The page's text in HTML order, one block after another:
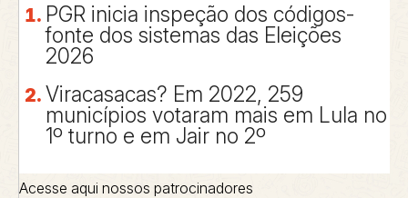
PGR inicia inspeção dos códigos-
fonte dos sistemas das Eleições
2026
Viracasacas? Em 2022, 259
municípios votaram mais em Lula no
1º turno e em Jair no 2º
Acesse aqui nossos patrocinadores